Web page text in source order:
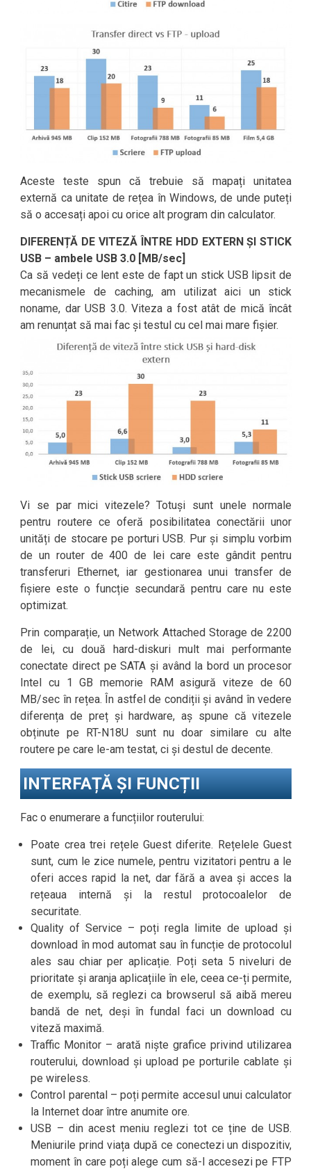
Aceste teste spun că trebuie să mapați unitatea
externă ca unitate de rețea în Windows, de unde puteți
să o accesați apoi cu orice alt program din calculator.
DIFERENȚĂ DE VITEZĂ ÎNTRE HDD EXTERN ȘI STICK
USB – ambele USB 3.0 [MB/sec]
Ca să vedeți ce lent este de fapt un stick USB lipsit de
mecanismele de caching, am utilizat aici un stick
noname, dar USB 3.0. Viteza a fost atât de mică încât
am renunțat să mai fac și testul cu cel mai mare fișier.
Vi se par mici vitezele? Totuși sunt unele normale
pentru routere ce oferă posibilitatea conectării unor
unități de stocare pe porturi USB. Pur și simplu vorbim
de un router de 400 de lei care este gândit pentru
transferuri Ethernet, iar gestionarea unui transfer de
fișiere este o funcție secundară pentru care nu este
optimizat.
Prin comparație, un Network Attached Storage de 2200
de lei, cu două hard-diskuri mult mai performante
conectate direct pe SATA și având la bord un procesor
Intel cu 1 GB memorie RAM asigură viteze de 60
MB/sec în rețea. În astfel de condiții și având în vedere
diferența de preț și hardware, aș spune că vitezele
obținute pe RT-N18U sunt nu doar similare cu alte
routere pe care le-am testat, ci și destul de decente.
INTERFAȚĂ ȘI FUNCȚII
Fac o enumerare a funcțiilor routerului:
Poate crea trei rețele Guest diferite. Rețelele Guest
sunt, cum le zice numele, pentru vizitatori pentru a le
oferi acces rapid la net, dar fără a avea și acces la
rețeaua internă și la restul protocoalelor de
securitate.
Quality of Service – poți regla limite de upload și
download în mod automat sau în funcție de protocolul
ales sau chiar per aplicație. Poți seta 5 niveluri de
prioritate și aranja aplicațiile în ele, ceea ce-ți permite,
de exemplu, să reglezi ca browserul să aibă mereu
bandă de net, deși în fundal faci un download cu
viteză maximă.
Traffic Monitor – arată niște grafice privind utilizarea
routerului, download și upload pe porturile cablate și
pe wireless.
Control parental – poți permite accesul unui calculator
la Internet doar între anumite ore.
USB – din acest meniu reglezi tot ce ține de USB.
Meniurile prind viața după ce conectezi un dispozitiv,
moment în care poți alege cum să-l accesezi pe FTP